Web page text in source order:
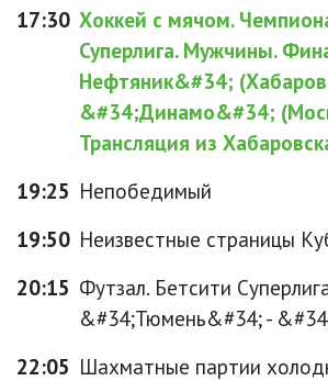
17:30 Хоккей с мячом.
Суперлига. Мужчины.
Нефтяник&#34;
&#34;Динамо&#34;
Трансляция из
19:25 Непобедимый
19:50 Неизвестные страницы
20:15 Футзал. Бетсити
&#34;Тюмень&#34; -
22:05 Шахматные партии